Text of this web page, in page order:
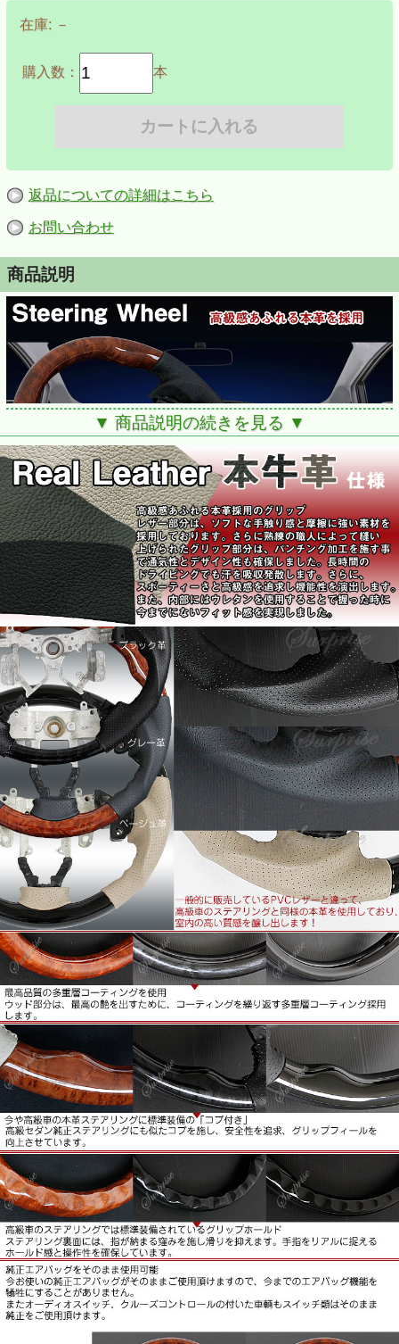
在庫: －
購入数： 本
返品についての詳細はこちら
お問い合わせ
商品説明
■適合車種：アトレーワゴン 321W/331W
(オプションMOMO装着車は取り付け不可)
■高級感あふれる本革採用のグリップ
レザー部分は、ソフトな手触り感と摩擦に強い素材を採用し
ています。
さらに熟練の職人によって縫いあげられたグリップ部分は、
パンチング加工を施すことで通気性とデザイン性も確保しま
した。長時間のドライビングでも汗を吸収発散します。。
さらに、スポーティーさと高級感を追求し機能性を演出しま
す。。
また、内部にはウレタンを使用することで握った時に今まで
にないフィット感を実現しました
■最高品質の多重層コーティングを使用
ウッド部分は、最高の艶を出すために、コーティングを繰り
返す多重層コーティングを採用します。
今や高級車のステアリングに標準装備の「コブ付き」。
高級セダン純正ステアリングにも似たコブを施し、安全性を
追求、グリップフィールを向上させています。。
■高級車のステアリングでは標準装備されているグリップホ
ールド
ステアリング裏面には、指が納まる窪みを施し滑りを抑えま
す。手指をリアルに捉えるホールドかんと操作性を確保しま
す。
■純正エアバッグをそのまま使用可能。
今お使いの純正エアバッグがそのままご使用いただけますの
で、今までのエアバッグ機能を犠牲にすることがありませ
ん。
またオーディオスイッチ、クルーズコントロールの付いた車
両もスイッチ類はそのまま純正をご使用いただけます。
■新品未使用品
▼ 商品説明の続きを見る ▼